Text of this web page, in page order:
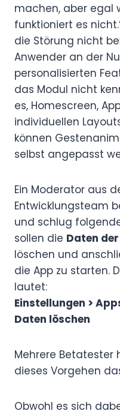
machen, aber egal
funktioniert es
die Störung nicht
Anwender an der
personalisierten
das Modul nicht
es, Homescreen,
individuellen
können
selbst angepasst
Ein Moderator aus
Entwicklungsteam
und schlug
sollen die Daten
löschen und
die App zu starten.
lautet:
Einstellungen >
Daten löschen
Mehrere Betatester
dieses Vorgehen
Obwohl es sich